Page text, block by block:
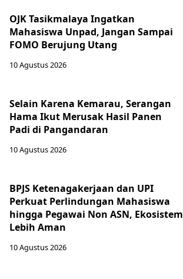
OJK Tasikmalaya Ingatkan
Mahasiswa Unpad, Jangan Sampai
FOMO Berujung Utang
10 Agustus 2026
Selain Karena Kemarau, Serangan
Hama Ikut Merusak Hasil Panen
Padi di Pangandaran
10 Agustus 2026
BPJS Ketenagakerjaan dan UPI
Perkuat Perlindungan Mahasiswa
hingga Pegawai Non ASN, Ekosistem
Lebih Aman
10 Agustus 2026